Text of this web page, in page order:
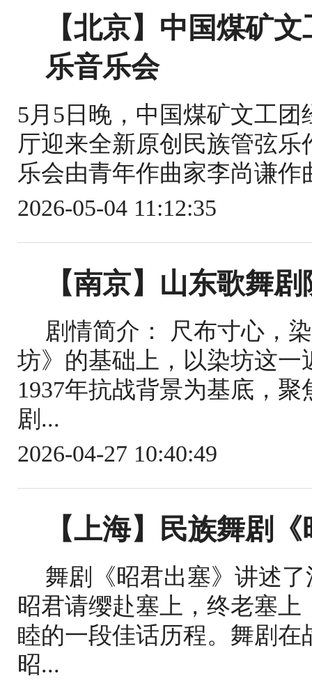
【北京】中国煤矿
乐音乐会
5月5日晚，中国煤矿文工
厅迎来全新原创民族管弦
乐会由青年作曲家李尚谦
2026-05-04 11:12:35
【南京】山东歌舞
剧情简介： 尺布寸心，
坊》的基础上，以染坊这
1937年抗战背景为基底，
剧...
2026-04-27 10:40:49
【上海】民族舞剧
舞剧《昭君出塞》讲述
昭君请缨赴塞上，终老塞
睦的一段佳话历程。舞剧
昭...